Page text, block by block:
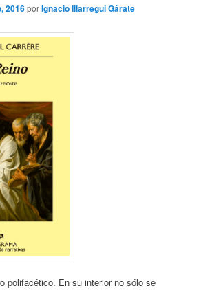
2016porIgnacio Illarregui Gárate
polifacético. En su interior no sólo se